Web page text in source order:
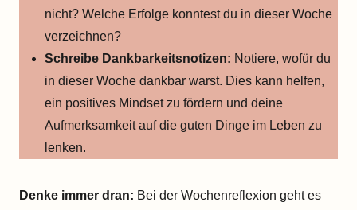
nicht? Welche Erfolge konntest du in dieser Woche
verzeichnen?
Schreibe Dankbarkeitsnotizen: Notiere, wofür du
in dieser Woche dankbar warst. Dies kann helfen,
ein positives Mindset zu fördern und deine
Aufmerksamkeit auf die guten Dinge im Leben zu
lenken.
Denke immer dran: Bei der Wochenreflexion geht es